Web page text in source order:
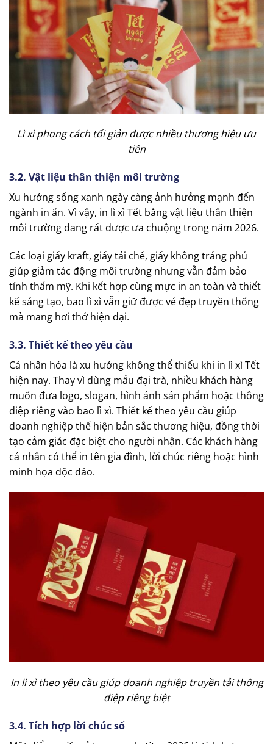
Lì xì phong cách tối giản được nhiều thương hiệu ưu
tiên
3.2. Vật liệu thân thiện môi trường
Xu hướng sống xanh ngày càng ảnh hưởng mạnh đến
ngành in ấn. Vì vậy, in lì xì Tết bằng vật liệu thân thiện
môi trường đang rất được ưa chuộng trong năm 2026.
Các loại giấy kraft, giấy tái chế, giấy không tráng phủ
giúp giảm tác động môi trường nhưng vẫn đảm bảo
tính thẩm mỹ. Khi kết hợp cùng mực in an toàn và thiết
kế sáng tạo, bao lì xì vẫn giữ được vẻ đẹp truyền thống
mà mang hơi thở hiện đại.
3.3. Thiết kế theo yêu cầu
Cá nhân hóa là xu hướng không thể thiếu khi in lì xì Tết
hiện nay. Thay vì dùng mẫu đại trà, nhiều khách hàng
muốn đưa logo, slogan, hình ảnh sản phẩm hoặc thông
điệp riêng vào bao lì xì. Thiết kế theo yêu cầu giúp
doanh nghiệp thể hiện bản sắc thương hiệu, đồng thời
tạo cảm giác đặc biệt cho người nhận. Các khách hàng
cá nhân có thể in tên gia đình, lời chúc riêng hoặc hình
minh họa độc đáo.
In lì xì theo yêu cầu giúp doanh nghiệp truyền tải thông
điệp riêng biệt
3.4. Tích hợp lời chúc số